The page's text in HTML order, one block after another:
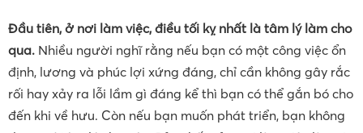
Đầu tiên, ở nơi làm việc, điều tối kỵ nhất là tâm lý làm cho
qua. Nhiều người nghĩ rằng nếu bạn có một công việc ổn
định, lương và phúc lợi xứng đáng, chỉ cần không gây rắc
rối hay xảy ra lỗi lầm gì đáng kể thì bạn có thể gắn bó cho
đến khi về hưu. Còn nếu bạn muốn phát triển, bạn không